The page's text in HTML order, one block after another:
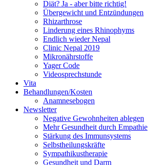
Diät? Ja - aber bitte richtig!
Übergewicht und Entzündungen
Rhizarthrose
Linderung eines Rhinophyms
Endlich wieder Nepal
Clinic Nepal 2019
Mikronährstoffe
Yager Code
Videosprechstunde
Vita
Behandlungen/Kosten
Anamnesebogen
Newsletter
Negative Gewohnheiten ablegen
Mehr Gesundheit durch Empathie
Stärkung des Immunsystems
Selbstheilungskräfte
Sympathikustherapie
Gesundheit und Darm